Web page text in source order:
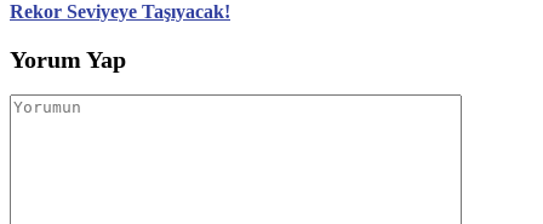
Rekor Seviyeye Taşıyacak!
Yorum Yap